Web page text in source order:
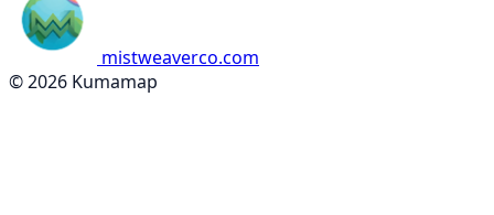
mistweaverco.com
© 2026 Kumamap